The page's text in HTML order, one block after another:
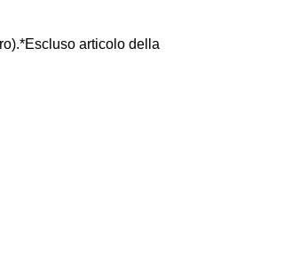
articolo della